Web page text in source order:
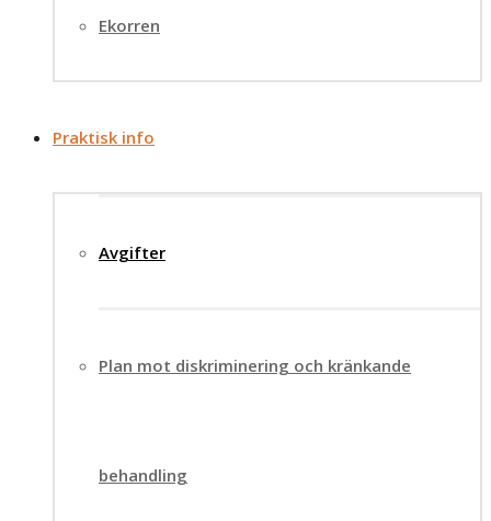
Ekorren
Praktisk info
Avgifter
Plan mot diskriminering och kränkande
behandling